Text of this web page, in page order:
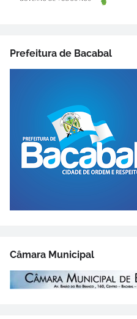
Prefeitura de Bacabal
Câmara Municipal